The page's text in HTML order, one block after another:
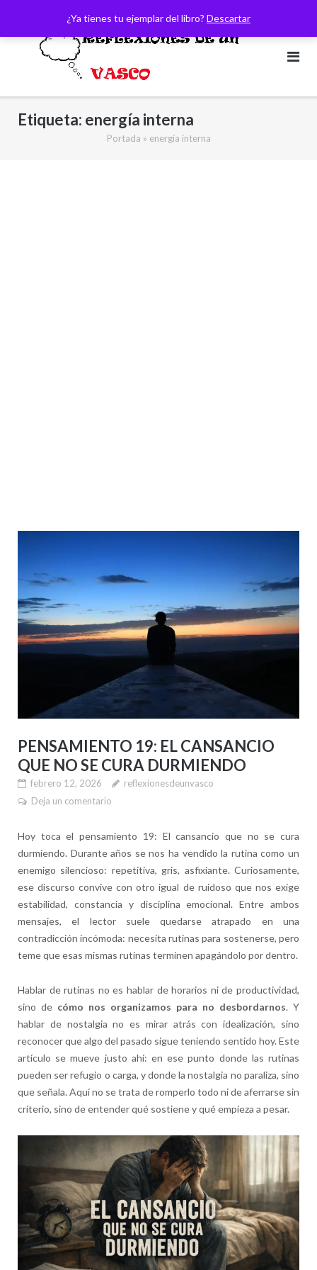
¿Ya tienes tu ejemplar del libro? Descartar
contenido
Etiqueta: energía interna
Portada » energía interna
PENSAMIENTO 19: EL CANSANCIO
QUE NO SE CURA DURMIENDO
febrero 12, 2026
reflexionesdeunvasco
Deja un comentario
Hoy toca el pensamiento 19: El cansancio que no se cura
durmiendo. Durante años se nos ha vendido la rutina como un
enemigo silencioso: repetitiva, gris, asfixiante. Curiosamente,
ese discurso convive con otro igual de ruidoso que nos exige
estabilidad, constancia y disciplina emocional. Entre ambos
mensajes, el lector suele quedarse atrapado en una
contradicción incómoda: necesita rutinas para sostenerse, pero
teme que esas mismas rutinas terminen apagándolo por dentro.
Hablar de rutinas no es hablar de horarios ni de productividad,
sino de cómo nos organizamos para no desbordarnos. Y
hablar de nostalgia no es mirar atrás con idealización, sino
reconocer que algo del pasado sigue teniendo sentido hoy. Este
artículo se mueve justo ahí: en ese punto donde las rutinas
pueden ser refugio o carga, y donde la nostalgia no paraliza, sino
que señala. Aquí no se trata de romperlo todo ni de aferrarse sin
criterio, sino de entender qué sostiene y qué empieza a pesar.